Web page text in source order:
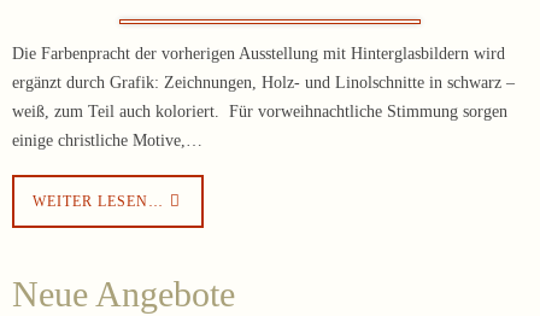
Die Farbenpracht der vorherigen Ausstellung mit Hinterglasbildern wird
ergänzt durch Grafik: Zeichnungen, Holz- und Linolschnitte in schwarz –
weiß, zum Teil auch koloriert. Für vorweihnachtliche Stimmung sorgen
einige christliche Motive,…
WEITER LESEN…
Neue Angebote